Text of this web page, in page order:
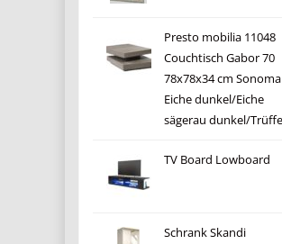
Presto mobilia 11048
Couchtisch Gabor 70
78x78x34 cm Sonoma
Eiche dunkel/Eiche
sägerau dunkel/
TV Board Lowboard
Schrank Skandi